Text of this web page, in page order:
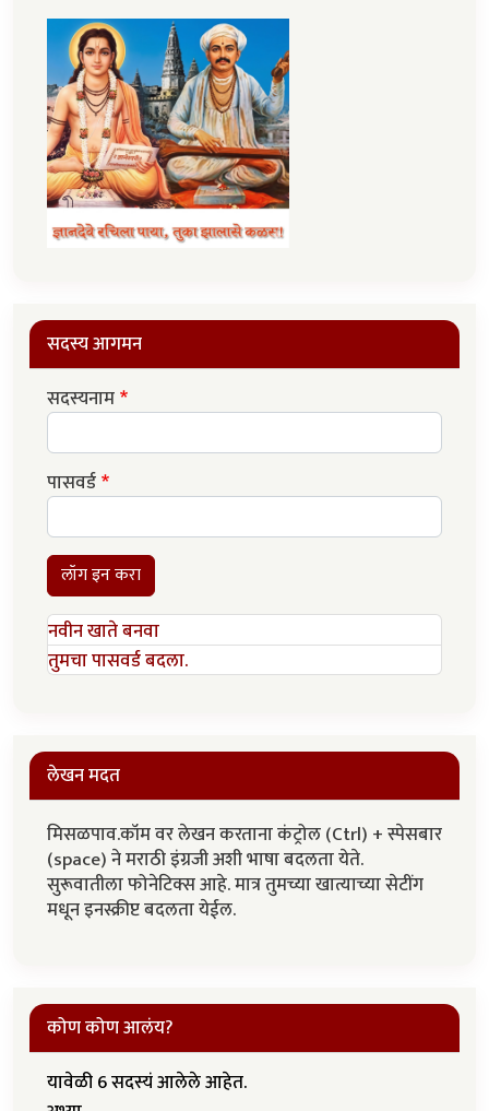
सदस्य आगमन
सदस्यनाम
पासवर्ड
लॉग इन करा
नवीन खाते बनवा
तुमचा पासवर्ड बदला.
लेखन मदत
मिसळपाव.कॉम वर लेखन करताना कंट्रोल (Ctrl) + स्पेसबार
(space) ने मराठी इंग्रजी अशी भाषा बदलता येते.
सुरूवातीला फोनेटिक्स आहे. मात्र तुमच्या खात्याच्या सेटींग
मधून इनस्क्रीप्ट बदलता येईल.
कोण कोण आलंय?
यावेळी 6 सदस्यं आलेले आहेत.